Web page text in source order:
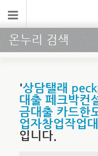
온누리 검색
'상담탤래
대출 페크박컨
금대출 카드한
업자창업작업
입니다.